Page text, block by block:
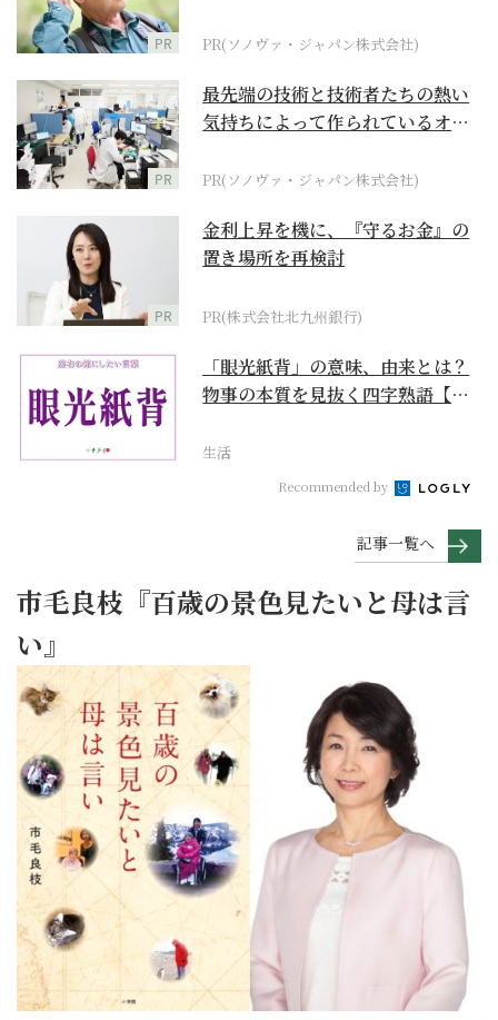
PR PR(ソノヴァ・ジャパン株式会社)
PR
最先端の技術と技術者たちの熱い
気持ちによって作られているオー
PR(ソノヴァ・ジャパン株式会社)
PR
金利上昇を機に、『守るお金』の
置き場所を再検討
PR(株式会社北九州銀行)
「眼光紙背」の意味、由来とは？
物事の本質を見抜く四字熟語【座
生活
Recommended by
記事一覧へ
市毛良枝『百歳の景色見たいと母は言
い』